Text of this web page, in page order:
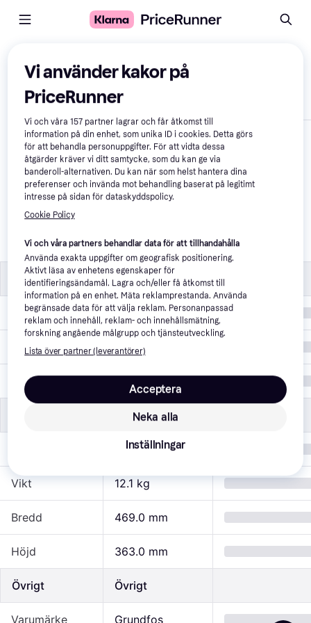
Jämför produkter
Visa endast skillnader
6 882 kr
Specifikationer Specifikationer
Antal 1 st
Smartfunktion Nej
Watt 0.55 kW
Mått
252.0 mm
Vikt 12.1 kg
Bredd 469.0 mm
Höjd 363.0 mm
Övrigt Övrigt
Varumärke Grundfos
Vi använder kakor på
PriceRunner
Vi och våra157 partner lagrar och får åtkomst till
information på din enhet, som unika ID i cookies. Detta görs
för att behandla personuppgifter. För att vidta dessa
åtgärder kräver vi ditt samtycke, som du kan ge via
banderoll-alternativen. Du kan när som helst hantera dina
preferenser och invända mot behandling baserat på legitimt
intresse på sidan för dataskyddspolicy.
Cookie Policy
Vi och våra partners behandlar data för att tillhandahålla
Använda exakta uppgifter om geografisk positionering.
Aktivt läsa av enhetens egenskaper för
identifieringsändamål. Lagra och/eller få åtkomst till
information på en enhet. Mäta reklamprestanda. Använda
begränsade data för att välja reklam. Personanpassad
reklam och innehåll, reklam- och innehållsmätning,
forskning angående målgrupp och tjänsteutveckling.
Lista över partner (leverantörer)
Neka alla
Acceptera
Inställningar